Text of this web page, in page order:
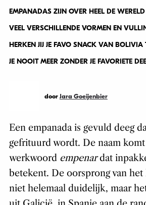
EMPANADAS ZIJN OVER HEEL DE
VEEL VERSCHILLENDE VORMEN EN
HERKEN JIJ JE FAVO SNACK VAN BOLIVIA
JE NOOIT MEER ZONDER JE FAVORIETE
door Jara Goeijenbier
Een empanada is gevuld deeg
gefrituurd wordt. De naam komt
werkwoord empenardat
betekent. De oorsprong van het
niet helemaal duidelijk, maar